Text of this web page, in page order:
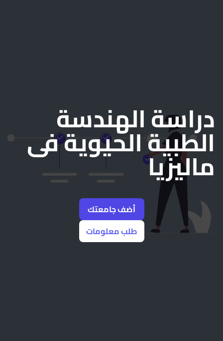
دراسة الهندسة
الطبية الحيوية فى
ماليزيا
أضف جامعتك
طلب معلومات